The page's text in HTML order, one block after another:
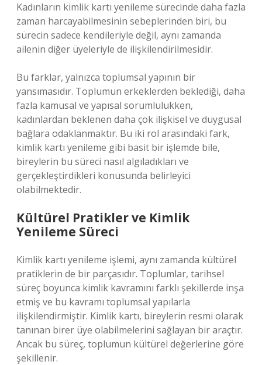
Kadınların kimlik kartı yenileme sürecinde daha fazla
zaman harcayabilmesinin sebeplerinden biri, bu
sürecin sadece kendileriyle değil, aynı zamanda
ailenin diğer üyeleriyle de ilişkilendirilmesidir.
Bu farklar, yalnızca toplumsal yapının bir
yansımasıdır. Toplumun erkeklerden beklediği, daha
fazla kamusal ve yapısal sorumlulukken,
kadınlardan beklenen daha çok ilişkisel ve duygusal
bağlara odaklanmaktır. Bu iki rol arasındaki fark,
kimlik kartı yenileme gibi basit bir işlemde bile,
bireylerin bu süreci nasıl algıladıkları ve
gerçekleştirdikleri konusunda belirleyici
olabilmektedir.
Kültürel Pratikler ve Kimlik
Yenileme Süreci
Kimlik kartı yenileme işlemi, aynı zamanda kültürel
pratiklerin de bir parçasıdır. Toplumlar, tarihsel
süreç boyunca kimlik kavramını farklı şekillerde inşa
etmiş ve bu kavramı toplumsal yapılarla
ilişkilendirmiştir. Kimlik kartı, bireylerin resmi olarak
tanınan birer üye olabilmelerini sağlayan bir araçtır.
Ancak bu süreç, toplumun kültürel değerlerine göre
şekillenir.